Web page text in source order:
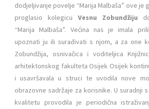
dodjeljivanje povelje “Marija Malbaša” ove je
proglasio kolegicu Vesnu Zobundžiju
“Marija Malbaša”. Većina nas je imala
upoznati ju ili surađivati s njom, a za one
Zobundžija, osnivačica i voditeljica
arhitektonskog fakulteta Osijek Osijek
i usavršavala u struci te uvodila nove
obrazovne sadržaje za korisnike. U suradnji
kvalitetu provodila je periodična